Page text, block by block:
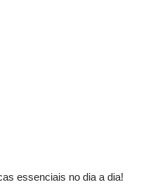
essenciais no dia a dia!